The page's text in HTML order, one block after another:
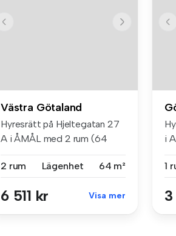
Västra Götaland
Hyresrätt på Hjeltegatan 27
A i ÅMÅL med 2 rum (64
2 rum
Lägenhet 64 m²
6 511 kr Visa mer
i
1